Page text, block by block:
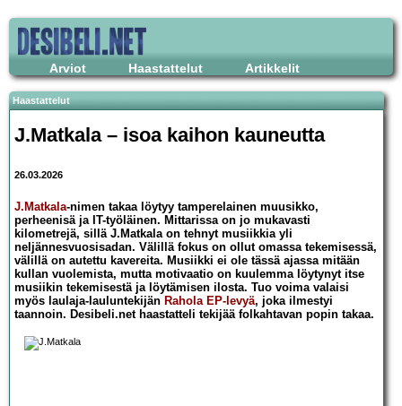
Arviot Haastattelut Artikkelit
Haastattelut
J.Matkala – isoa kaihon kauneutta
26.03.2026
J.Matkala-nimen takaa löytyy tamperelainen muusikko,
perheenisä ja IT-työläinen. Mittarissa on jo mukavasti
kilometrejä, sillä J.Matkala on tehnyt musiikkia yli
neljännesvuosisadan. Välillä fokus on ollut omassa tekemisessä,
välillä on autettu kavereita. Musiikki ei ole tässä ajassa mitään
kullan vuolemista, mutta motivaatio on kuulemma löytynyt itse
musiikin tekemisestä ja löytämisen ilosta. Tuo voima valaisi
myös laulaja-lauluntekijän Rahola EP-levyä, joka ilmestyi
taannoin. Desibeli.net haastatteli tekijää folkahtavan popin takaa.